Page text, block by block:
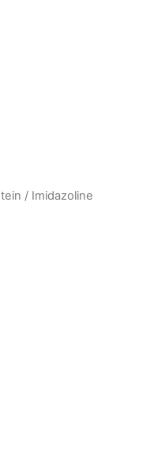
/ Imidazoline